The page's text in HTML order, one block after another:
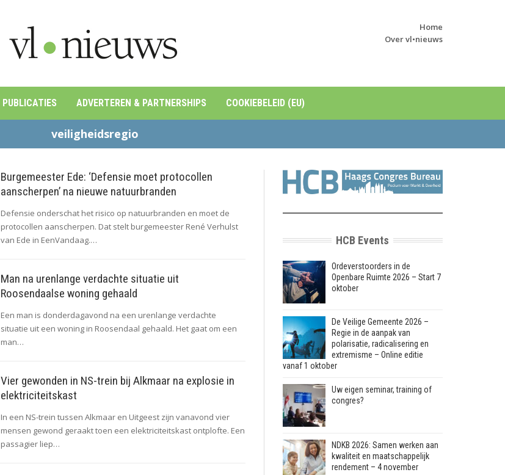
Home
Over vl•nieuws
PUBLICATIES ADVERTEREN & PARTNERSHIPS COOKIEBELEID (EU)
veiligheidsregio
Burgemeester Ede: ‘Defensie moet protocollen
aanscherpen’ na nieuwe natuurbranden
Defensie onderschat het risico op natuurbranden en moet de
protocollen aanscherpen. Dat stelt burgemeester René Verhulst
van Ede in EenVandaag.…
Man na urenlange verdachte situatie uit
Roosendaalse woning gehaald
Een man is donderdagavond na een urenlange verdachte
situatie uit een woning in Roosendaal gehaald. Het gaat om een
man…
Vier gewonden in NS-trein bij Alkmaar na explosie in
elektriciteitskast
In een NS-trein tussen Alkmaar en Uitgeest zijn vanavond vier
mensen gewond geraakt toen een elektriciteitskast ontplofte. Een
passagier liep…
HCB Events
Ordeverstoorders in de
Openbare Ruimte 2026 – Start 7
oktober
De Veilige Gemeente 2026 –
Regie in de aanpak van
polarisatie, radicalisering en
extremisme – Online editie
vanaf 1 oktober
Uw eigen seminar, training of
congres?
NDKB 2026: Samen werken aan
kwaliteit en maatschappelijk
rendement – 4 november